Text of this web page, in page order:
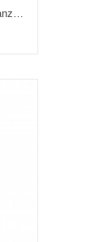
Folio-hoesje voor Moto G200 5G Glanzend Imitatieleer Khazneh